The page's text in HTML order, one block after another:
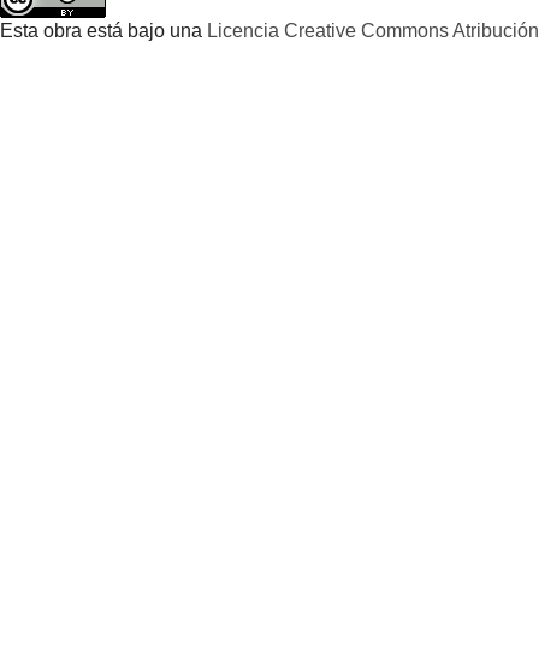
Esta obra está bajo una Licencia Creative Commons